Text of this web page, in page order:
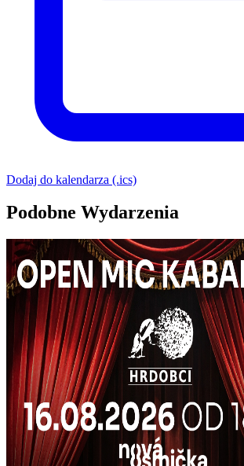
Dodaj do kalendarza (.ics)
Podobne Wydarzenia